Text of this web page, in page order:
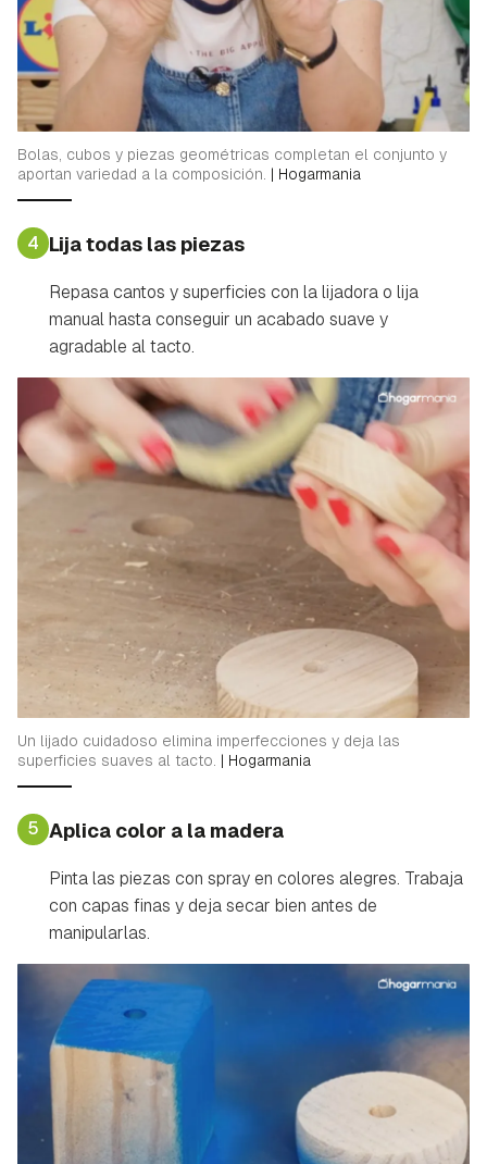
Bolas, cubos y piezas geométricas completan el conjunto y
aportan variedad a la composición. | Hogarmania
4 Lija todas las piezas
Repasa cantos y superficies con la lijadora o lija
manual hasta conseguir un acabado suave y
agradable al tacto.
Un lijado cuidadoso elimina imperfecciones y deja las
superficies suaves al tacto. | Hogarmania
5 Aplica color a la madera
Pinta las piezas con spray en colores alegres. Trabaja
con capas finas y deja secar bien antes de
manipularlas.